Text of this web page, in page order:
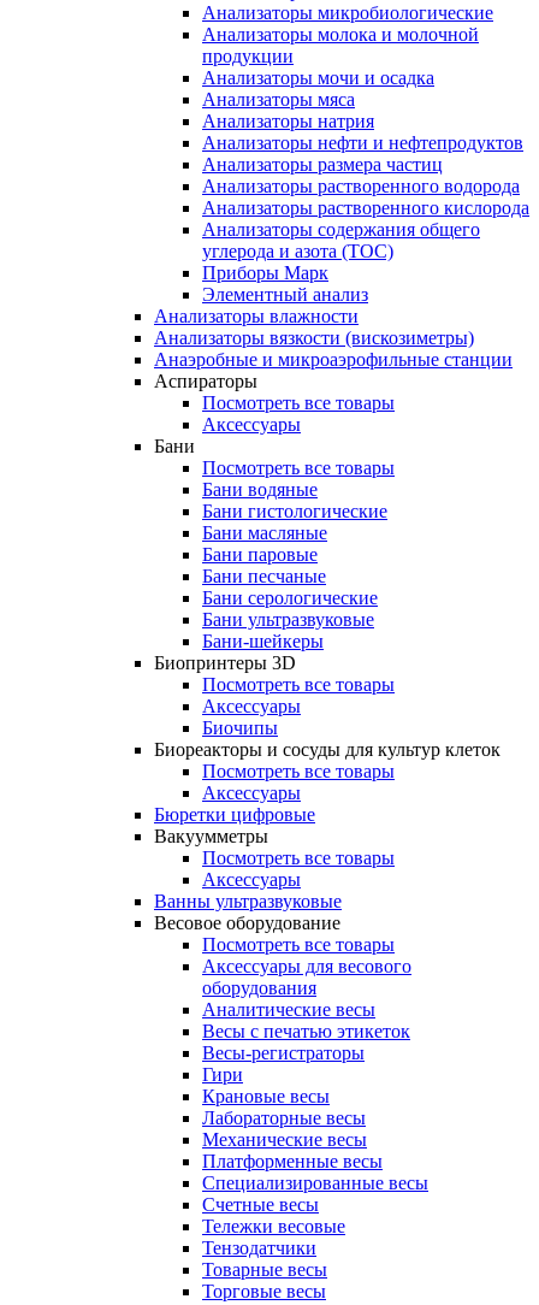
Анализаторы микробиологические
Анализаторы молока и молочной
продукции
Анализаторы мочи и осадка
Анализаторы мяса
Анализаторы натрия
Анализаторы нефти и нефтепродуктов
Анализаторы размера частиц
Анализаторы растворенного водорода
Анализаторы растворенного кислорода
Анализаторы содержания общего
углерода и азота (ТОС)
Приборы Марк
Элементный анализ
Анализаторы влажности
Анализаторы вязкости (вискозиметры)
Анаэробные и микроаэрофильные станции
Аспираторы
Посмотреть все товары
Аксессуары
Бани
Посмотреть все товары
Бани водяные
Бани гистологические
Бани масляные
Бани паровые
Бани песчаные
Бани серологические
Бани ультразвуковые
Бани-шейкеры
Биопринтеры 3D
Посмотреть все товары
Аксессуары
Биочипы
Биореакторы и сосуды для культур клеток
Посмотреть все товары
Аксессуары
Бюретки цифровые
Вакуумметры
Посмотреть все товары
Аксессуары
Ванны ультразвуковые
Весовое оборудование
Посмотреть все товары
Аксессуары для весового
оборудования
Аналитические весы
Весы с печатью этикеток
Весы-регистраторы
Гири
Крановые весы
Лабораторные весы
Механические весы
Платформенные весы
Специализированные весы
Счетные весы
Тележки весовые
Тензодатчики
Товарные весы
Торговые весы